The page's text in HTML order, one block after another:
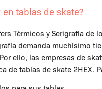
tablas de skate?
Térmicos y Serigrafía de
demanda muchísimo
ello, las empresas de
de tablas de skate 2HEX.